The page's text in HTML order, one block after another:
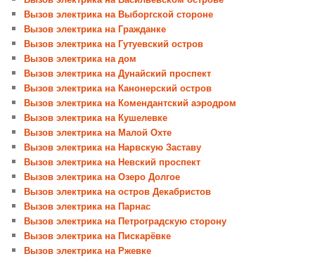
Вызов электрика на Выборгской стороне
Вызов электрика на Гражданке
Вызов электрика на Гутуевский остров
Вызов электрика на дом
Вызов электрика на Дунайский проспект
Вызов электрика на Канонерский остров
Вызов электрика на Комендантский аэродром
Вызов электрика на Кушелевке
Вызов электрика на Малой Охте
Вызов электрика на Нарвскую Заставу
Вызов электрика на Невский проспект
Вызов электрика на Озеро Долгое
Вызов электрика на остров Декабристов
Вызов электрика на Парнас
Вызов электрика на Петроградскую сторону
Вызов электрика на Пискарёвке
Вызов электрика на Ржевке